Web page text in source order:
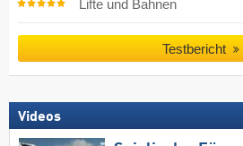
Lifte und Bahnen
Testbericht
Videos